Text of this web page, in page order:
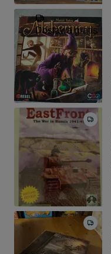
Dostawa gratis